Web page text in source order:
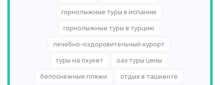
горнолыжные туры в испанию
горнолыжные туры в турцию
лечебно-оздоровительный курорт
туры на пхукет оаэ туры цены
белоснежные пляжи отдых в ташкенте